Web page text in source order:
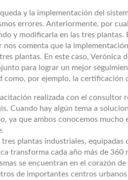
y la implementación del
errores. Anteriormente, por
y modificarla en las tres plantas.
nos comenta que la
plantas. En este caso,
para lograr un mejor
como, por ejemplo, la certificación
realizada con el
Cuando hay algún tema a
ya que ambos conocemos mucho
tres plantas industriales, equipadas
transforma cada año más de
se encuentran en el corazón
de importantes centros